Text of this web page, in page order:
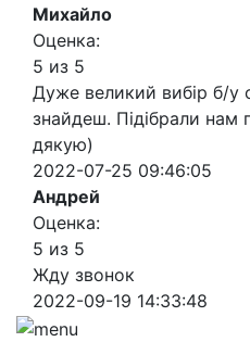
Михайло
Оценка:
5 из 5
Дуже великий вибір б/у
знайдеш. Підібрали нам
дякую)
2022-07-25 09:46:05
Андрей
Оценка:
5 из 5
Жду звонок
2022-09-19 14:33:48